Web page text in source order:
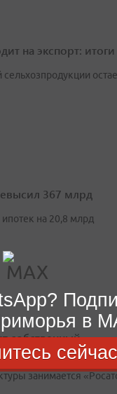
на экспорт:
367 млрд
на 20,8 млрд
собственный
занимается
в